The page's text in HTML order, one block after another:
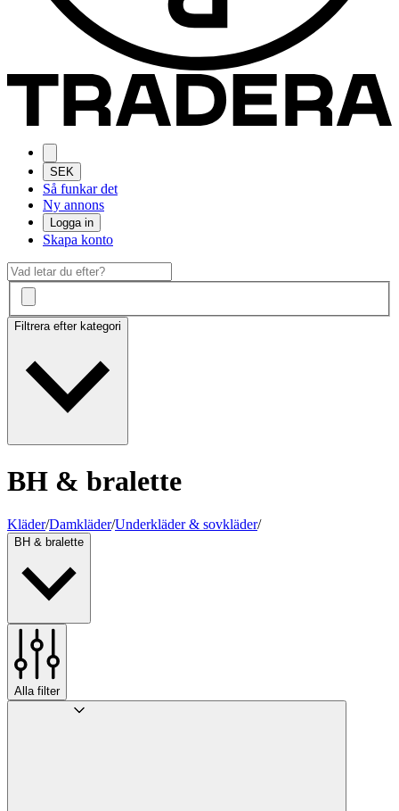
SEK
Så funkar det
Ny annons
Logga in
Skapa konto
Filtrera efter kategori
BH & bralette
Kläder/Damkläder/Underkläder & sovkläder/
BH & bralette
Alla filter